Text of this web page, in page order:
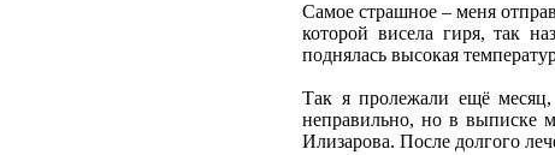
Самое страшное – меня
которой висела гиря, так
поднялась высокая
Так я пролежали ещё месяц,
неправильно, но в выписке
Илизарова. После долгого